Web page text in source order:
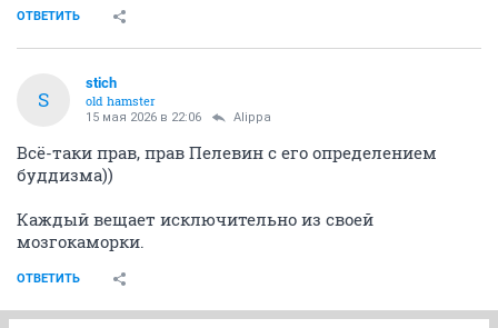
ОТВЕТИТЬ
S
stich
old hamster
15 мая 2026 в 22:06 Alippa
Всё-таки прав, прав Пелевин с его определением
буддизма))
Каждый вещает исключительно из своей
мозгокаморки.
ОТВЕТИТЬ